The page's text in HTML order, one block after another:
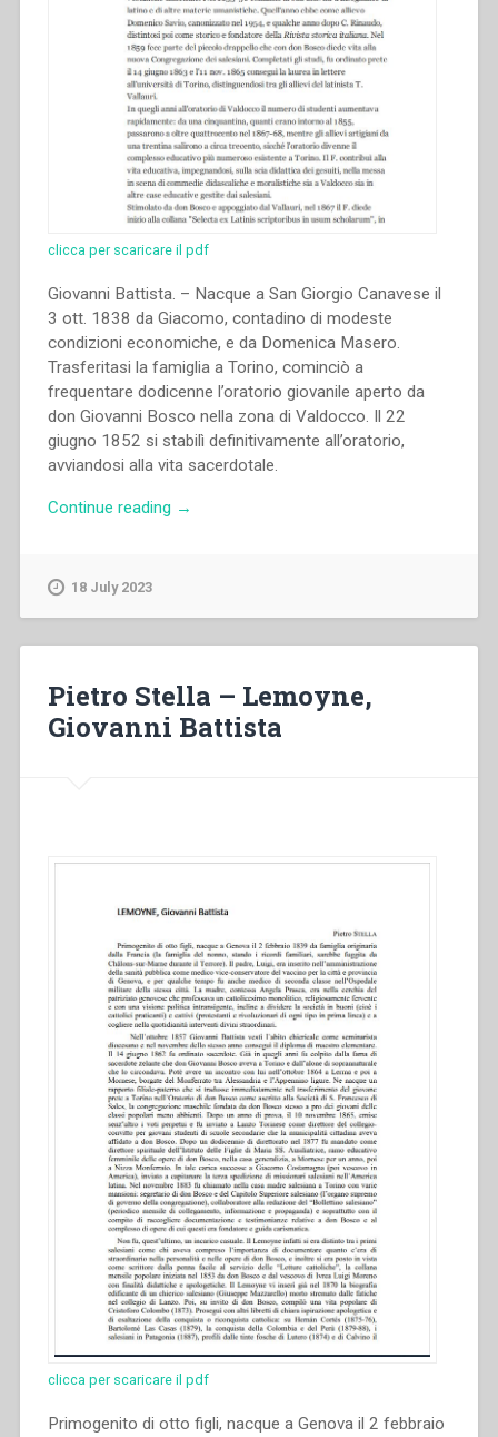
clicca per scaricare il pdf
Giovanni Battista. – Nacque a San Giorgio Canavese il
3 ott. 1838 da Giacomo, contadino di modeste
condizioni economiche, e da Domenica Masero.
Trasferitasi la famiglia a Torino, cominciò a
frequentare dodicenne l’oratorio giovanile aperto da
don Giovanni Bosco nella zona di Valdocco. Il 22
giugno 1852 si stabilì definitivamente all’oratorio,
avviandosi alla vita sacerdotale.
Continue reading “Pietro
→
18 July 2023
Pietro Stella – Lemoyne,
Giovanni Battista
clicca per scaricare il pdf
Primogenito di otto figli, nacque a Genova il 2 febbraio